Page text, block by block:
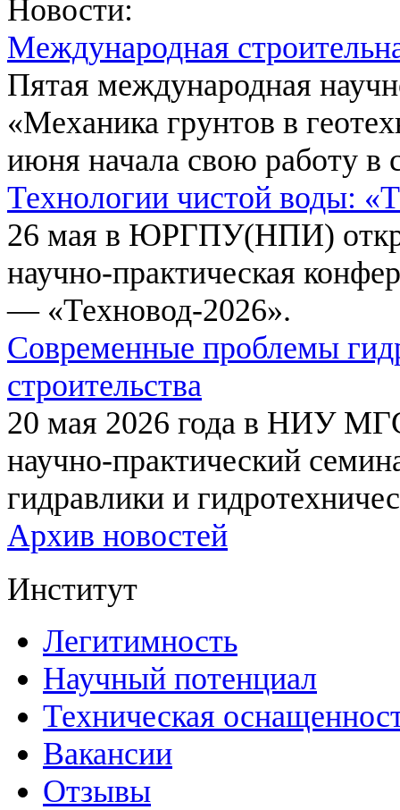
Новости:
Международная
Пятая международная
«Механика грунтов в
июня начала свою работу в
Технологии чистой воды:
26 мая в ЮРГПУ(НПИ)
научно-практическая
— «Техновод-2026».
Современные проблемы
строительства
20 мая 2026 года в НИУ
научно-практический
гидравлики и
Архив новостей
Институт
Легитимность
Научный потенциал
Техническая
Вакансии
Отзывы